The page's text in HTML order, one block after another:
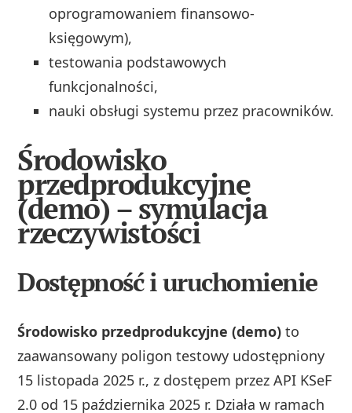
oprogramowaniem finansowo-
księgowym),
testowania podstawowych
funkcjonalności,
nauki obsługi systemu przez pracowników.
Środowisko
przedprodukcyjne
(demo) – symulacja
rzeczywistości
Dostępność i uruchomienie
Środowisko przedprodukcyjne (demo) to
zaawansowany poligon testowy udostępniony
15 listopada 2025 r., z dostępem przez API KSeF
2.0 od 15 października 2025 r. Działa w ramach